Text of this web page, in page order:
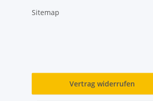
Sitemap
Vertrag widerrufen